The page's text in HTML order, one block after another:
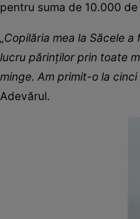
pentru suma de 10.000
„Copilăria mea la Săcele
lucru părinţilor prin toate
minge. Am primit-o la
Adevărul.